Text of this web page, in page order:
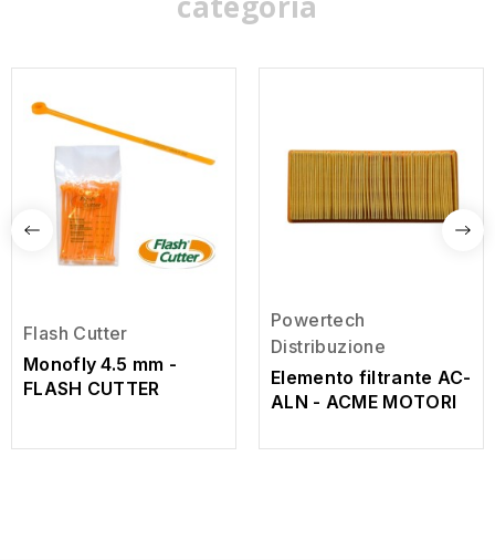
Flash Cutter
Monofly 4.5 mm -
FLASH CUTTER
Powertech
Distribuzione
Elemento filtrante AC-
ALN - ACME MOTORI